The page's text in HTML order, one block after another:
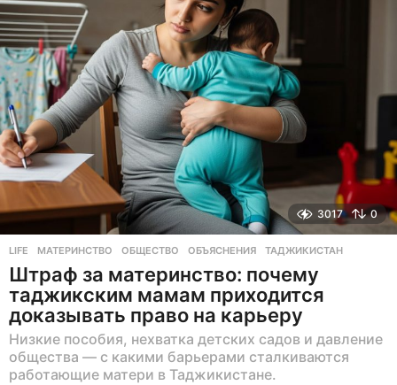
3017 0
LIFE МАТЕРИНСТВО ,ОБЩЕСТВО ,ОБЪЯСНЕНИЯ ,ТАДЖИКИСТАН
Штраф за материнство: почему
таджикским мамам приходится
доказывать право на карьеру
Низкие пособия, нехватка детских садов и давление
общества — с какими барьерами сталкиваются
работающие матери в Таджикистане.